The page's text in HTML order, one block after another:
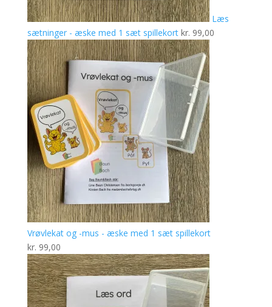
Læs
sætninger - æske med 1 sæt spillekort kr. 99,00
Vrøvlekat og -mus - æske med 1 sæt spillekort
kr. 99,00